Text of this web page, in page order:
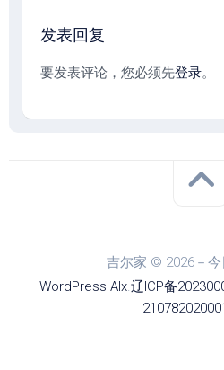
发表回复
要发表评论，您必须先登录。
吉尔家 © 2026－今
WordPress Alx.辽ICP备